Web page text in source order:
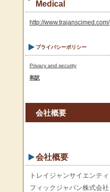
Medical
http://www.trajanscimed.com/
プライバシーポリシー
Privacy and security
和訳
会社概要
会社概要
トレイジャンサイエンティ
フィックジャパン株式会社